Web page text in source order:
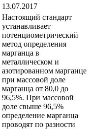
13.07.2017
Настоящий стандарт
устанавливает
потенциометрический
метод определения
марганца в
металлическом и
азотированном марганце
при массовой доле
марганца от 80,0 до
96,5%. При массовой
доле свыше 96,5%
определение марганца
проводят по разности